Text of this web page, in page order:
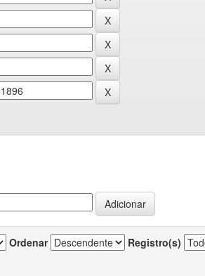
Ordenar Registro(s)